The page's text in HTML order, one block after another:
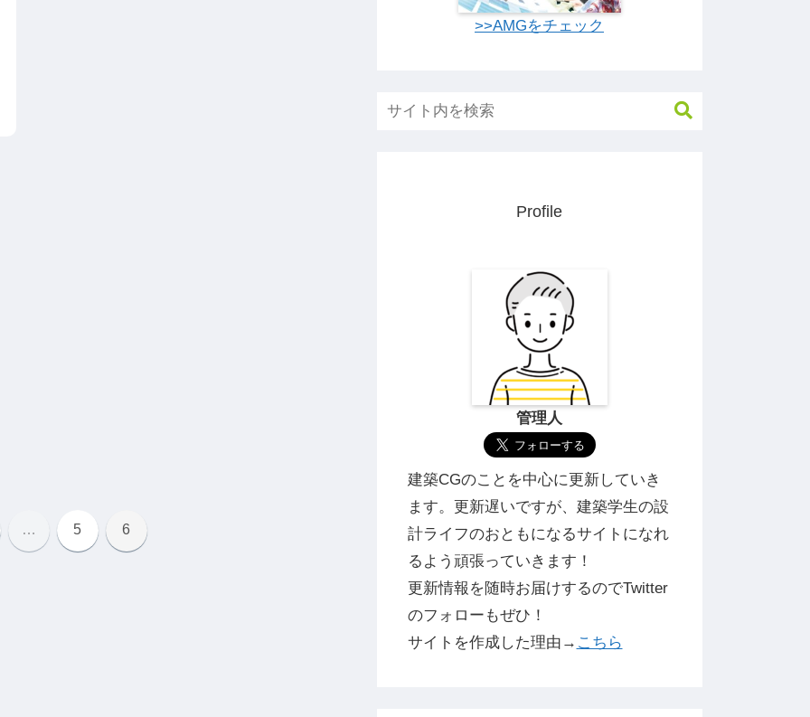
… 5 6
>>AMGをチェック
Profile
管理人
建築CGのことを中心に更新していき
ます。更新遅いですが、建築学生の設
計ライフのおともになるサイトになれ
るよう頑張っていきます！
更新情報を随時お届けするのでTwitter
のフォローもぜひ！
サイトを作成した理由→ こちら